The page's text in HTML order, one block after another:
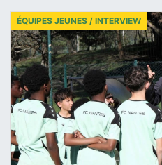
ÉQUIPES JEUNES / INTERVIEW